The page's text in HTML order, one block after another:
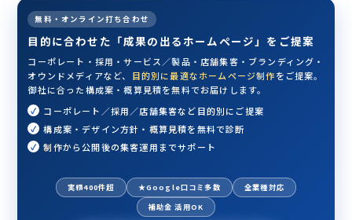
無料・オンライン打ち合わせ
目的に合わせた「成果の出るホームページ」をご提案
コーポレート・採用・サービス／製品・店舗集客・ブランディング・
オウンドメディアなど、 目的別に最適なホームページ制作をご提案。
御社に合った構成案・概算見積を無料でお届けします。
コーポレート／採用／店舗集客など目的別にご提案
構成案・デザイン方針・概算見積を無料で診断
制作から公開後の集客運用までサポート
実績400件超 ★Google口コミ多数
全業種対応
補助金 活用OK